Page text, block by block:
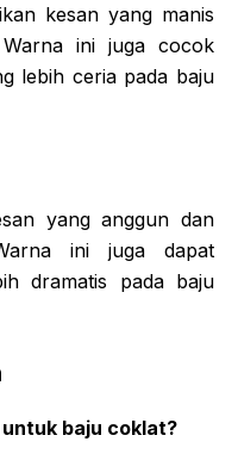
kesan yang manis
ini juga cocok
lebih ceria pada baju
yang anggun dan
ini juga dapat
dramatis pada baju
baju coklat?